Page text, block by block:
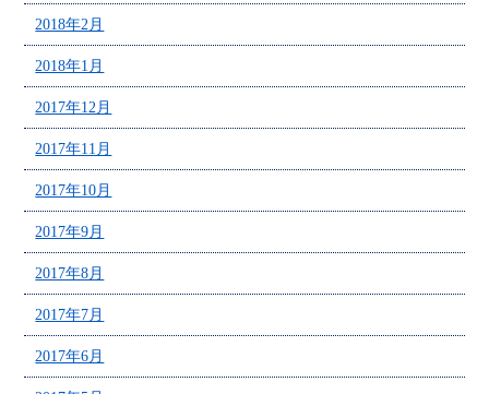
2018年2月
2018年1月
2017年12月
2017年11月
2017年10月
2017年9月
2017年8月
2017年7月
2017年6月